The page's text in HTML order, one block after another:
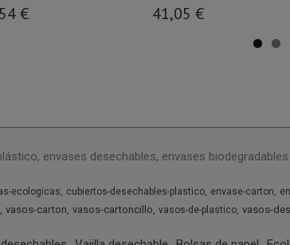
€ 41,05 €
envases desechables, envases
ecologicas cubiertos-desechables-plastico envase-carton
vasos-carton vasos-cartoncillo vasos-de-plastico vasos-